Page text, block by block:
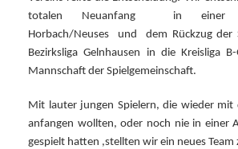
totalen Neuanfang
in einer
Horbach/Neuses
und
dem Rückzug der
Bezirksliga Gelnhausen in die Kreisliga
Mannschaft der Spielgemeinschaft.
Mit lauter jungen Spielern, die wieder mit
anfangen wollten, oder noch nie in einer
gespielt hatten ,stellten wir ein neues Team